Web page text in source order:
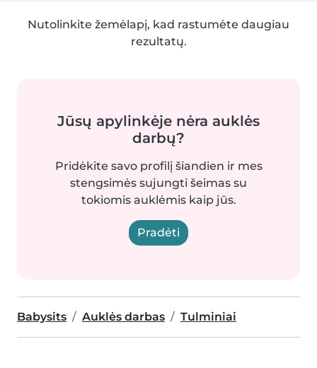
Nutolinkite žemėlapį, kad rastumėte daugiau
rezultatų.
Jūsų apylinkėje nėra auklės
darbų?
Pridėkite savo profilį šiandien ir mes
stengsimės sujungti šeimas su
tokiomis auklėmis kaip jūs.
Pradėti
Babysits Auklės darbas Tulminiai